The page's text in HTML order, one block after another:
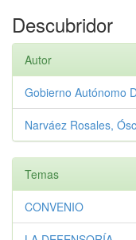
Descubridor
Autor
Gobierno Autónomo
Narváez Rosales,
Temas
CONVENIO